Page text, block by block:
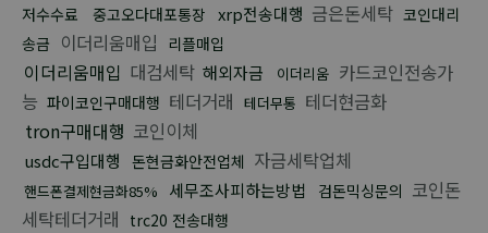
저수수료
중고오다대포통장 xrp전송대행 금은돈세탁 코인대리
송금 이더리움매입 리플매입
이더리움매입 대검세탁 해외자금 이더리움 카드코인전송가
능 파이코인구매대행 테더거래 테더무통 테더현금화
tron구매대행 코인이체
usdc구입대행 돈현금화안전업체 자금세탁업체
핸드폰결제현금화85% 세무조사피하는방법 검돈믹싱문의 코인돈
세탁테더거래 trc20 전송대행